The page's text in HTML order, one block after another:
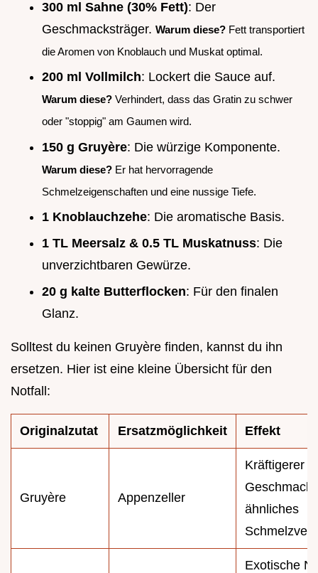
300 ml Sahne (30% Fett): Der
Geschmacksträger. Warum diese? Fett transportiert
die Aromen von Knoblauch und Muskat optimal.
200 ml Vollmilch: Lockert die Sauce auf.
Warum diese? Verhindert, dass das Gratin zu schwer
oder "stoppig" am Gaumen wird.
150 g Gruyère: Die würzige Komponente.
Warum diese? Er hat hervorragende
Schmelzeigenschaften und eine nussige Tiefe.
1 Knoblauchzehe: Die aromatische Basis.
1 TL Meersalz & 0.5 TL Muskatnuss: Die
unverzichtbaren Gewürze.
20 g kalte Butterflocken: Für den finalen
Glanz.
Solltest du keinen Gruyère finden, kannst du ihn
ersetzen. Hier ist eine kleine Übersicht für den
Notfall:
Originalzutat Ersatzmöglichkeit Effekt
Gruyère Appenzeller
Kräftigerer
Geschmack,
ähnliches
Exotische